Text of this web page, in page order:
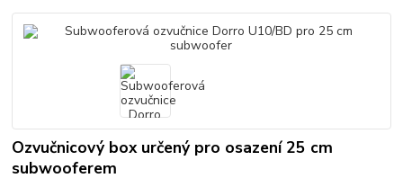
Ozvučnicový box určený pro osazení 25 cm
subwooferem